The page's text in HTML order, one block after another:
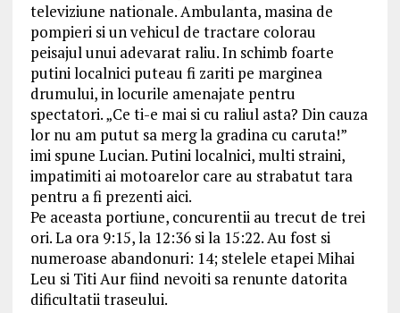
televiziune nationale. Ambulanta, masina de
pompieri si un vehicul de tractare colorau
peisajul unui adevarat raliu. In schimb foarte
putini localnici puteau fi zariti pe marginea
drumului, in locurile amenajate pentru
spectatori. „Ce ti-e mai si cu raliul asta? Din cauza
lor nu am putut sa merg la gradina cu caruta!”
imi spune Lucian. Putini localnici, multi straini,
impatimiti ai motoarelor care au strabatut tara
pentru a fi prezenti aici.
Pe aceasta portiune, concurentii au trecut de trei
ori. La ora 9:15, la 12:36 si la 15:22. Au fost si
numeroase abandonuri: 14; stelele etapei Mihai
Leu si Titi Aur fiind nevoiti sa renunte datorita
dificultatii traseului.